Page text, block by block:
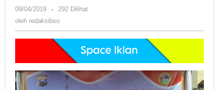
09/04/2019
oleh
redaksibso
-
292 Dilihat
oleh redaksibso